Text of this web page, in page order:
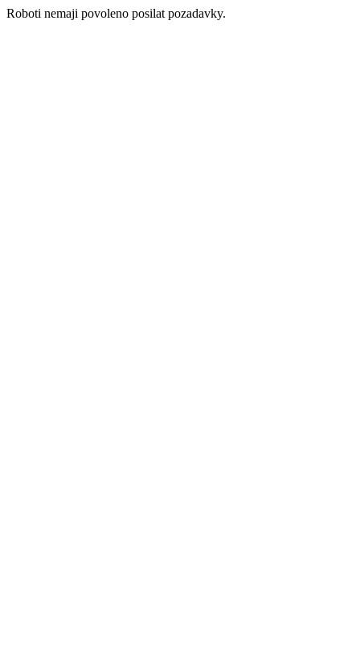
Roboti nemaji povoleno posilat pozadavky.